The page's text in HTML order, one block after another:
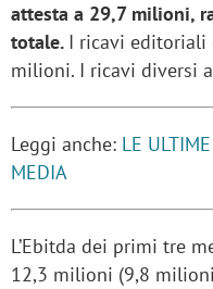
attesta a 29,7 milioni,
totale. I ricavi editoriali
milioni. I ricavi diversi
Leggi anche: LE
MEDIA
L’Ebitda dei primi tre
12,3 milioni (9,8